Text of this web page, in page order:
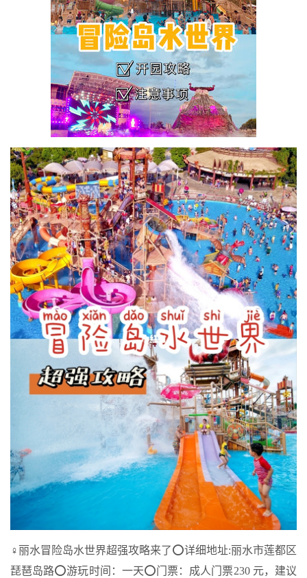
‍♀️丽水冒险岛水世界超强攻略来了⭕️详细地址:丽水市莲都区
琵琶岛路⭕️游玩时间：一天⭕️门票：成人门票230 元，建议